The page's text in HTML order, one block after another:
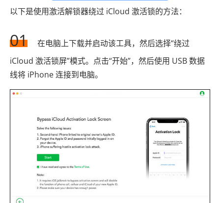
以下是使用激活解锁器绕过 iCloud 激活锁的方法：
01
在电脑上下载并启动该工具，然后选择“绕过
iCloud 激活锁屏”模式。点击“开始”，然后使用 USB 数据
线将 iPhone 连接到电脑。